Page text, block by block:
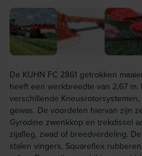
De KUHN FC 2861 getrokken
heeft een werkbreedte van 2,67
verschillende
gewas. De voordelen hiervan zijn
Gyrodine zwenkkop en trekdissel
zijafleg, zwad of breedverdeling.
stalen vingers, Squareflex